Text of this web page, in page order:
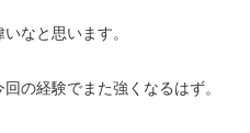
なと思います。
の経験でまた強くなるはず。